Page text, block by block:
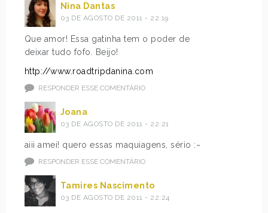
Nina Dantas
03 DE AGOSTO DE 2011 - 22:19
Que amor! Essa gatinha tem o poder de
deixar tudo fofo. Beijo!
http://www.roadtripdanina.com
RESPONDER ESSE COMENTÁRIO
Joana
03 DE AGOSTO DE 2011 - 22:21
aiii amei! quero essas maquiagens, sério :~
RESPONDER ESSE COMENTÁRIO
Tamires Nascimento
03 DE AGOSTO DE 2011 - 22:24